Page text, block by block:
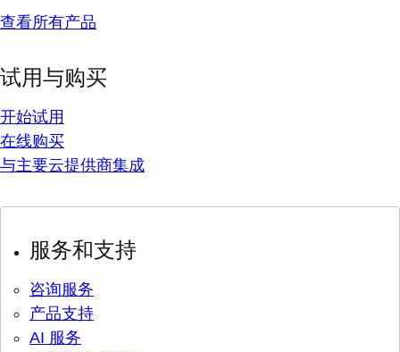
查看所有产品
试用与购买
开始试用
在线购买
与主要云提供商集成
服务和支持
咨询服务
产品支持
AI 服务